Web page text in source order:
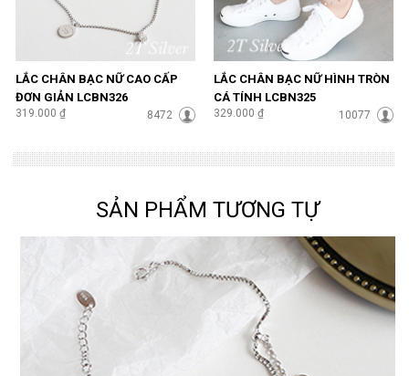
LẮC CHÂN BẠC NỮ CAO CẤP
ĐƠN GIẢN LCBN326
319.000 ₫ 8472
LẮC CHÂN BẠC NỮ HÌNH TRÒN
CÁ TÍNH LCBN325
329.000 ₫ 10077
SẢN PHẨM TƯƠNG TỰ